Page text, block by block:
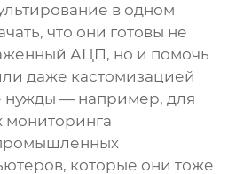
в одном
что они готовы не
АЦП, но и помочь
даже кастомизацией
нужды — например, для
мониторинга
которые они тоже